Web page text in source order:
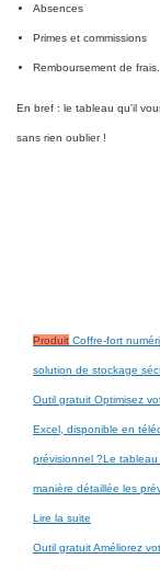
Absences
Primes et commissions
Remboursement de frais...
En bref : le tableau qu'il
sans rien oublier !
Produit Coffre-fort
solution de stockage
Outil gratuit Optimisez
Excel, disponible en
prévisionnel ?Le
manière détaillée les
Lire la suite
Outil gratuitAméliorez